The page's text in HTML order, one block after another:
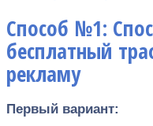
Способ №1:
бесплатный
рекламу
Первый вариант: